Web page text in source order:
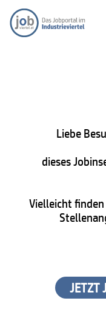
Liebe
dieses
Vielleicht
JETZT